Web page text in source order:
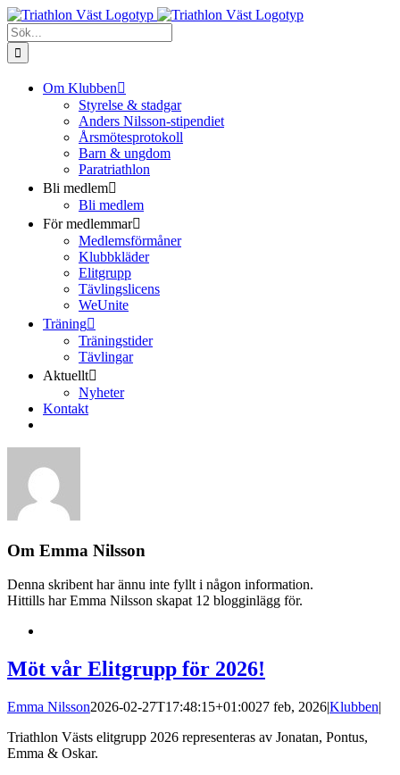
Fortsätt
till
innehållet
Facebook
Instagram
Sök
efter:
Om Klubben
Styrelse & stadgar
Anders Nilsson-stipendiet
Årsmötesprotokoll
Barn & ungdom
Paratriathlon
Bli medlem
Bli medlem
För medlemmar
Medlemsförmåner
Klubbkläder
Elitgrupp
Tävlingslicens
WeUnite
Träning
Träningstider
Tävlingar
Aktuellt
Nyheter
Kontakt
Om Emma Nilsson
Denna skribent har ännu inte fyllt i någon information.
Hittills har Emma Nilsson skapat 12 blogginlägg för.
Möt vår Elitgrupp för 2026!
Emma Nilsson2026-02-27T17:48:15+01:0027 feb, 2026|Klubben|
Triathlon Västs elitgrupp 2026 representeras av Jonatan, Pontus,
Emma & Oskar.